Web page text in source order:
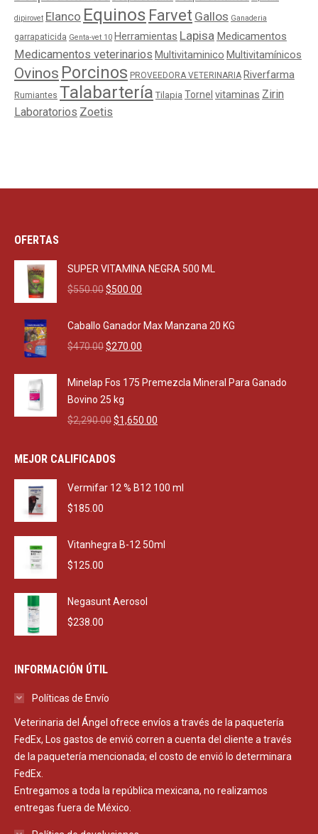
dipirovet Elanco Equinos Farvet Gallos Ganaderia
garrapaticida Genta-vet 10 Herramientas Lapisa Medicamentos
Medicamentos veterinarios Multivitaminico Multivitamínicos
Ovinos Porcinos PROVEEDORA VETERINARIA Riverfarma
Rumiantes Talabartería Tilapia Tornel vitaminas Zirin
Laboratorios Zoetis
OFERTAS
SUPER VITAMINA NEGRA 500 ML
$550.00Original
was:
$550.00.
$500.00
is:
Caballo Ganador Max Manzana 20 KG
$470.00Original
was:
$470.00.
$270.00
is:
Minelap Fos 175 Premezcla Mineral Para Ganado
Bovino 25 kg
$2,290.00Original
was:
$1,650.00
MEJOR CALIFICADOS
Vermifar 12 % B12 100 ml
$185.00
Vitanhegra B-12 50ml
$125.00
Negasunt Aerosol
$238.00
INFORMACIÓN ÚTIL
Políticas de Envío
Veterinaria del Ángel ofrece envíos a través de la paquetería
FedEx, Los gastos de envió corren a cuenta del cliente a través
de la paquetería mencionada; el costo de envió lo determinara
FedEx.
Entregamos a toda la república mexicana, no realizamos
entregas fuera de México.